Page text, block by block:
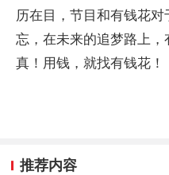
历在目，节目和有钱花
忘，在未来的追梦路上
真！用钱，就找有钱花！
推荐内容